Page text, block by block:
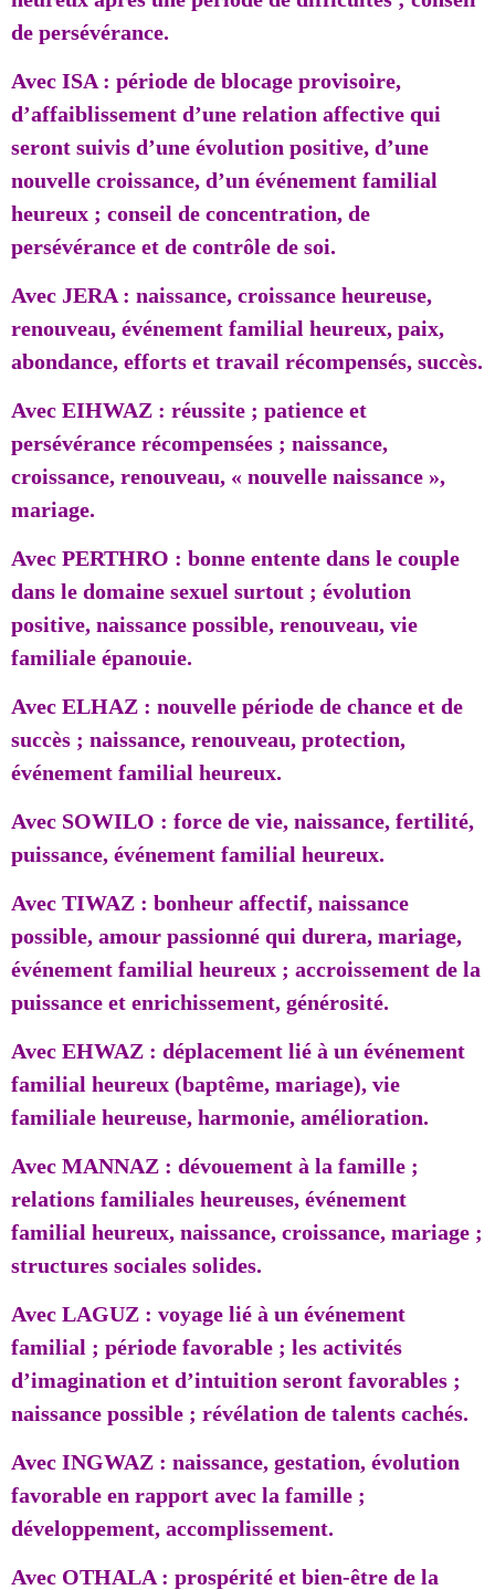
de persévérance.
Avec ISA : période de blocage provisoire,
d’affaiblissement d’une relation affective qui
seront suivis d’une évolution positive, d’une
nouvelle croissance, d’un événement familial
heureux ; conseil de concentration, de
persévérance et de contrôle de soi.
Avec JERA : naissance, croissance heureuse,
renouveau, événement familial heureux, paix,
abondance, efforts et travail récompensés, succès.
Avec EIHWAZ : réussite ; patience et
persévérance récompensées ; naissance,
croissance, renouveau, « nouvelle naissance »,
mariage.
Avec PERTHRO : bonne entente dans le couple
dans le domaine sexuel surtout ; évolution
positive, naissance possible, renouveau, vie
familiale épanouie.
Avec ELHAZ : nouvelle période de chance et de
succès ; naissance, renouveau, protection,
événement familial heureux.
Avec SOWILO : force de vie, naissance, fertilité,
puissance, événement familial heureux.
Avec TIWAZ : bonheur affectif, naissance
possible, amour passionné qui durera, mariage,
événement familial heureux ; accroissement de la
puissance et enrichissement, générosité.
Avec EHWAZ : déplacement lié à un événement
familial heureux (baptême, mariage), vie
familiale heureuse, harmonie, amélioration.
Avec MANNAZ : dévouement à la famille ;
relations familiales heureuses, événement
familial heureux, naissance, croissance, mariage ;
structures sociales solides.
Avec LAGUZ : voyage lié à un événement
familial ; période favorable ; les activités
d’imagination et d’intuition seront favorables ;
naissance possible ; révélation de talents cachés.
Avec INGWAZ : naissance, gestation, évolution
favorable en rapport avec la famille ;
développement, accomplissement.
Avec OTHALA : prospérité et bien-être de la